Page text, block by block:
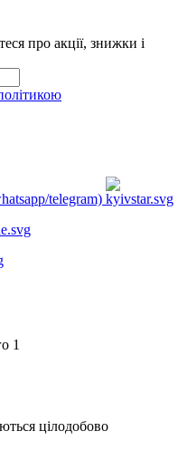
про акції, знижки і
telegram)
1
цілодобово